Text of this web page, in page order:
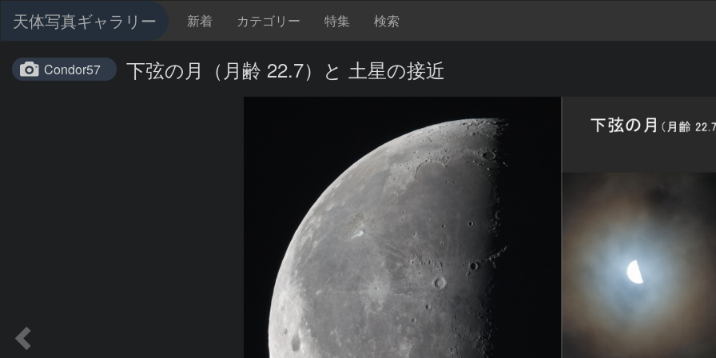
天体写真ギャラリー 新着 カテゴリー 特集 検索
Condor57 下弦の月（月齢 22.7）と 土星の接近